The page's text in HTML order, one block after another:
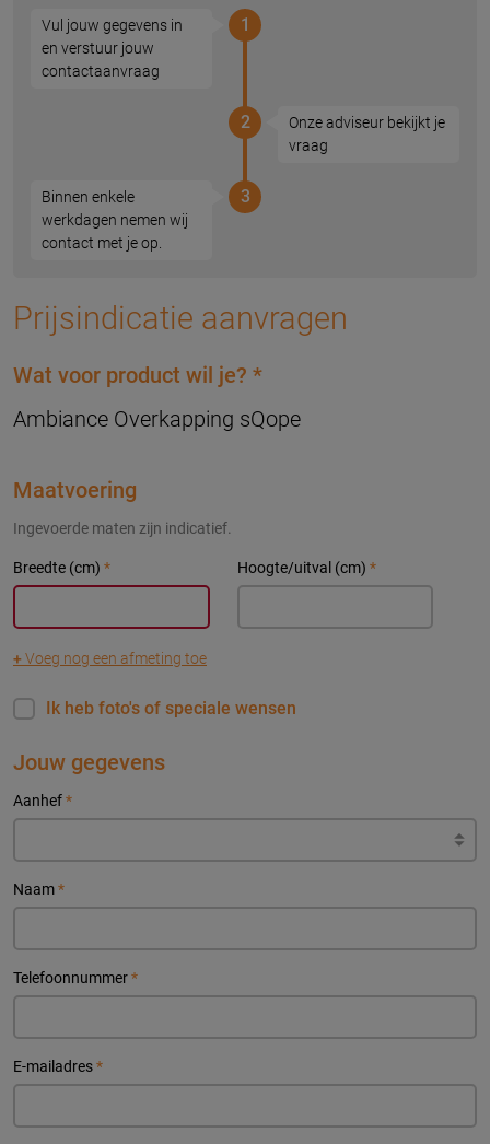
Prijsindicatie aanvragen
Wat voor product wil je? *
Ambiance Overkapping sQope
Maatvoering
Ingevoerde maten zijn indicatief.
Breedte (cm) * Hoogte/uitval (cm) *
+Voeg nog een afmeting toe
Ik heb foto's of speciale wensen
Jouw gegevens
Aanhef*
Naam*
Telefoonnummer*
E-mailadres*
Vul jouw gegevens in
en verstuur jouw
contactaanvraag
1
Onze adviseur bekijkt je
vraag
2
Binnen enkele
werkdagen nemen wij
contact met je op.
3